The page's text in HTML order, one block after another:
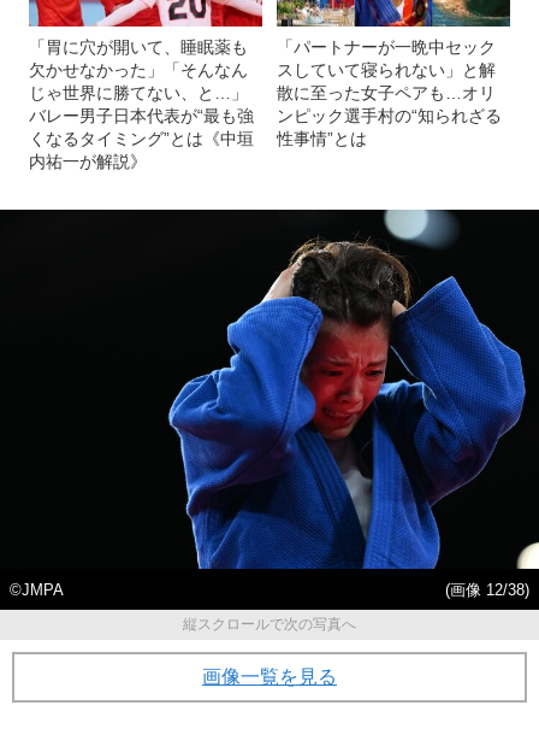
「胃に穴が開いて、睡眠薬も
欠かせなかった」「そんなん
じゃ世界に勝てない、と…」
バレー男子日本代表が“最も強
くなるタイミング”とは《中垣
内祐一が解説》
「パートナーが一晩中セック
スしていて寝られない」と解
散に至った女子ペアも…オリ
ンピック選手村の“知られざる
性事情”とは
©JMPA
(画像 12/38)
縦スクロールで次の写真へ
画像一覧を見る